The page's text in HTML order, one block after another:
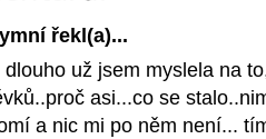
řekl(a)...
dlouho už jsem myslela na
asi...co se
a nic mi po něm není...